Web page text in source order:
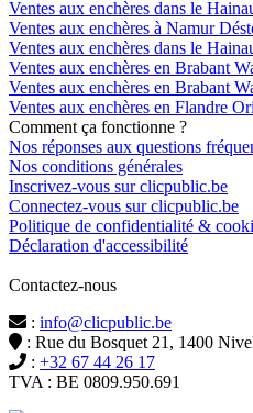
Ventes aux enchères dans le
Ventes aux enchères à Namur
Ventes aux enchères dans le
Ventes aux enchères en Brabant
Ventes aux enchères en Brabant
Ventes aux enchères en Flandre
Comment ça fonctionne ?
Nos réponses aux questions
Nos conditions générales
Inscrivez-vous sur clicpublic.be
Connectez-vous sur clicpublic.be
Politique de confidentialité &
Déclaration d'accessibilité
Contactez-nous
: info@clicpublic.be
: Rue du Bosquet 21, 1400
: +32 67 44 26 17
TVA : BE 0809.950.691